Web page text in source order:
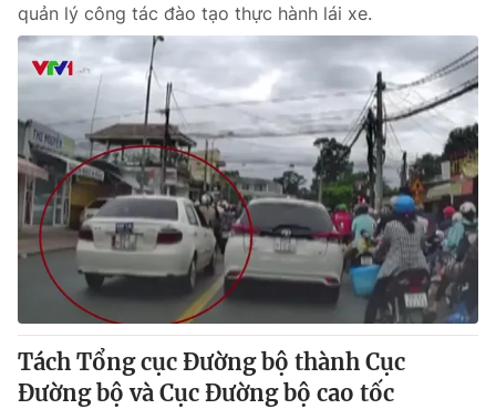
Email: toasoan@vtv.vn
Liên hệ quảng cáo:024-7300.7108
® Cấm sao chép dưới mọi hình thức nếu không có sự chấp
thuận bằng văn bản. Ghi rõ nguồn VTV.vn khi phát hành lại
thông tin từ website này.
quản lý công tác đào tạo thực hành lái xe.
Tách Tổng cục Đường bộ thành Cục
Đường bộ và Cục Đường bộ cao tốc